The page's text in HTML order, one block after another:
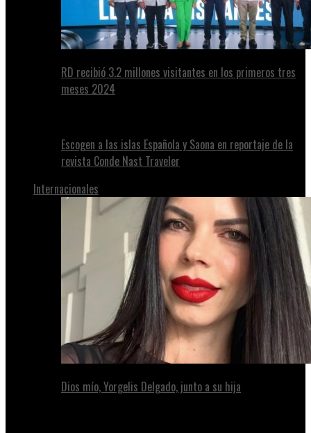
RD recibió 3.2 millones visitantes en los primeros tres
meses 2024
Escogen a las islas Española y Saona en reportaje de la
revista Conde Nast Traveler
Internacionales
Dios mío, Yorgelis Delgado, junto a su hija